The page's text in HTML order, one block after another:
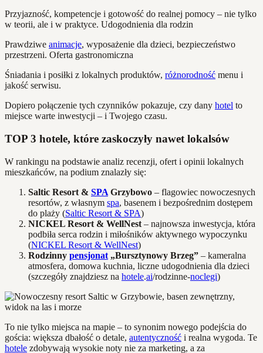
Przyjazność, kompetencje i gotowość do realnej pomocy – nie tylko
w teorii, ale i w praktyce. Udogodnienia dla rodzin
Prawdziwe animacje, wyposażenie dla dzieci, bezpieczeństwo
przestrzeni. Oferta gastronomiczna
Śniadania i posiłki z lokalnych produktów, różnorodność menu i
jakość serwisu.
Dopiero połączenie tych czynników pokazuje, czy dany hotel to
miejsce warte inwestycji – i Twojego czasu.
TOP 3 hotele, które zaskoczyły nawet lokalsów
W rankingu na podstawie analiz recenzji, ofert i opinii lokalnych
mieszkańców, na podium znalazły się:
Saltic Resort & SPA Grzybowo – flagowiec nowoczesnych
resortów, z własnym spa, basenem i bezpośrednim dostępem
do plaży (Saltic Resort & SPA)
NICKEL Resort & WellNest – najnowsza inwestycja, która
podbiła serca rodzin i miłośników aktywnego wypoczynku
(NICKEL Resort & WellNest)
Rodzinny pensjonat „Bursztynowy Brzeg” – kameralna
atmosfera, domowa kuchnia, liczne udogodnienia dla dzieci
(szczegóły znajdziesz na hotele.ai/rodzinne-noclegi)
To nie tylko miejsca na mapie – to synonim nowego podejścia do
gościa: większa dbałość o detale, autentyczność i realna wygoda. Te
hotele zdobywają wysokie noty nie za marketing, a za